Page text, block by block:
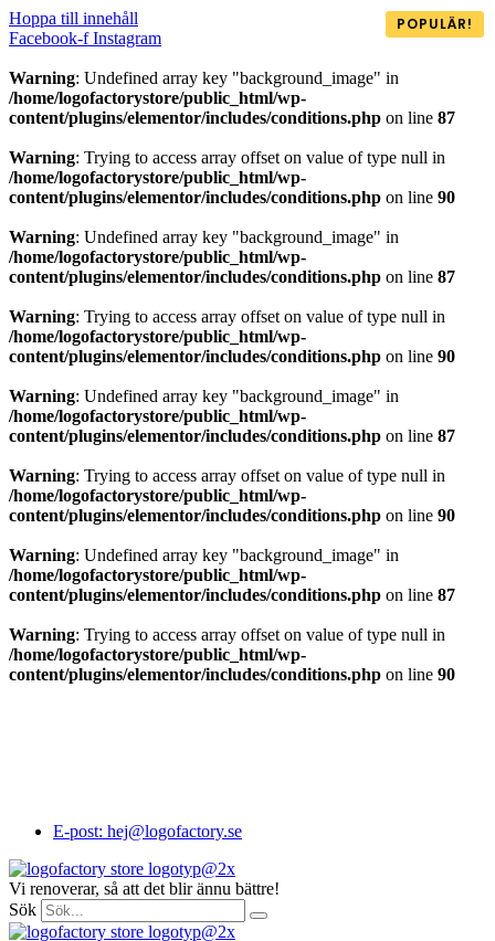
Hoppa till innehåll
Facebook-f Instagram
Warning: Undefined array key "background_image" in
/home/logofactorystore/public_html/wp-
content/plugins/elementor/includes/conditions.php on line 87
Warning: Trying to access array offset on value of type null in
/home/logofactorystore/public_html/wp-
content/plugins/elementor/includes/conditions.php on line 90
Warning: Undefined array key "background_image" in
/home/logofactorystore/public_html/wp-
content/plugins/elementor/includes/conditions.php on line 87
Warning: Trying to access array offset on value of type null in
/home/logofactorystore/public_html/wp-
content/plugins/elementor/includes/conditions.php on line 90
Warning: Undefined array key "background_image" in
/home/logofactorystore/public_html/wp-
content/plugins/elementor/includes/conditions.php on line 87
Warning: Trying to access array offset on value of type null in
/home/logofactorystore/public_html/wp-
content/plugins/elementor/includes/conditions.php on line 90
Warning: Undefined array key "background_image" in
/home/logofactorystore/public_html/wp-
content/plugins/elementor/includes/conditions.php on line 87
Warning: Trying to access array offset on value of type null in
/home/logofactorystore/public_html/wp-
content/plugins/elementor/includes/conditions.php on line 90
E-post: hej@logofactory.se
Vi renoverar, så att det blir ännu bättre!
Sök
POPULÄR!